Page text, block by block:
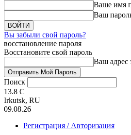
Ваше имя
Ваш
Вы забыли свой пароль?
восстановление пароля
Восстановите свой пароль
Ваш адрес
Поиск
13.8 C
Irkutsk, RU
09.08.26
Регистрация / Авторизация